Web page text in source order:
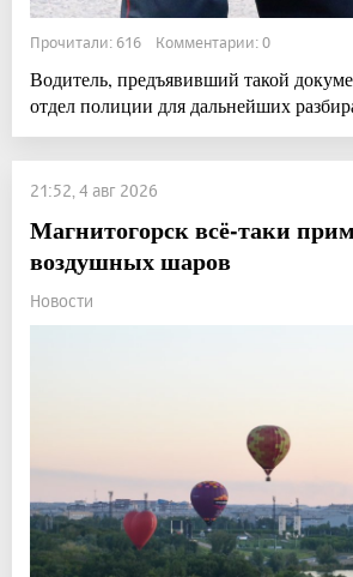
Прочитали: 616 Комментарии: 0
Водитель, предъявивший такой
отдел полиции для дальнейших
21:52, 4 авг 2026
Магнитогорск всё-таки
воздушных шаров
Новости